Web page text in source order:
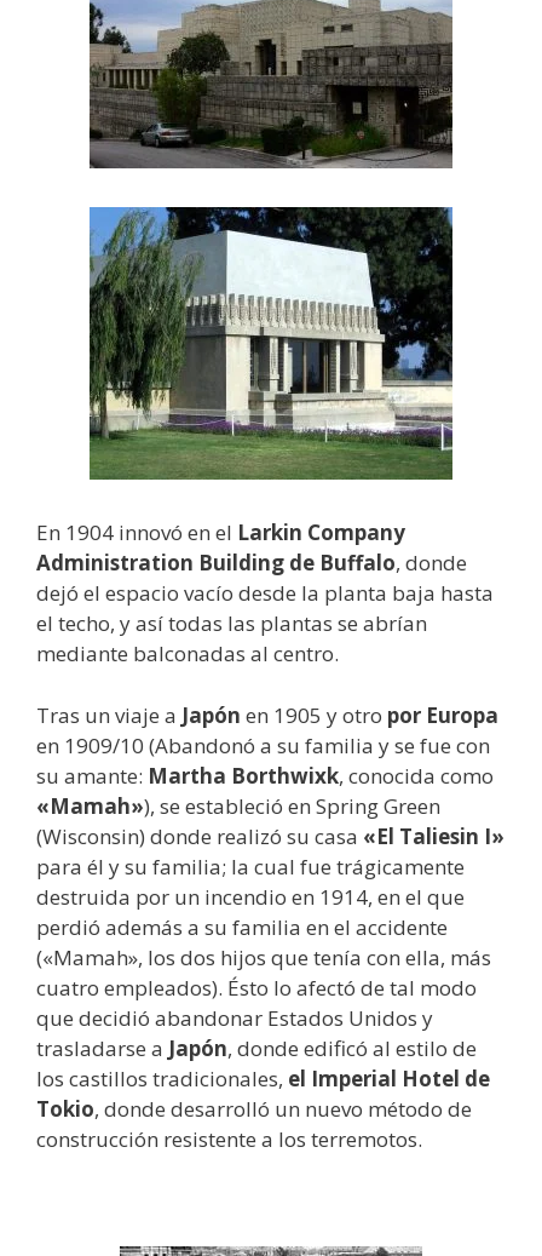
En 1904 innovó en el Larkin Company
Administration Building de Buffalo, donde
dejó el espacio vacío desde la planta baja hasta
el techo, y así todas las plantas se abrían
mediante balconadas al centro.
Tras un viaje a Japón en 1905 y otro por Europa
en 1909/10 (Abandonó a su familia y se fue con
su amante: Martha Borthwixk, conocida como
«Mamah»), se estableció en Spring Green
(Wisconsin) donde realizó su casa «El Taliesin I»
para él y su familia; la cual fue trágicamente
destruida por un incendio en 1914, en el que
perdió además a su familia en el accidente
(«Mamah», los dos hijos que tenía con ella, más
cuatro empleados). Ésto lo afectó de tal modo
que decidió abandonar Estados Unidos y
trasladarse a Japón, donde edificó al estilo de
los castillos tradicionales, el Imperial Hotel de
Tokio, donde desarrolló un nuevo método de
construcción resistente a los terremotos.